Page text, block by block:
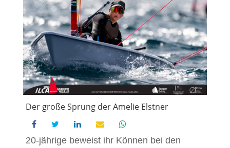
Der große Sprung der Amelie Elstner
20-jährige beweist ihr Können bei den